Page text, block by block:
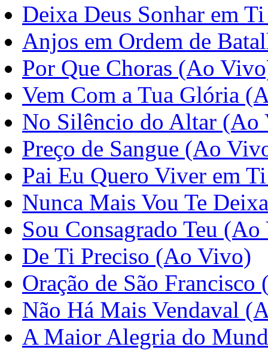
Deixa Deus Sonhar em
Anjos em Ordem de
Por Que Choras (Ao
Vem Com a Tua Glória
No Silêncio do Altar (Ao
Preço de Sangue (Ao
Pai Eu Quero Viver em
Nunca Mais Vou Te
Sou Consagrado Teu
De Ti Preciso (Ao Vivo)
Oração de São
Não Há Mais Vendaval
A Maior Alegria do